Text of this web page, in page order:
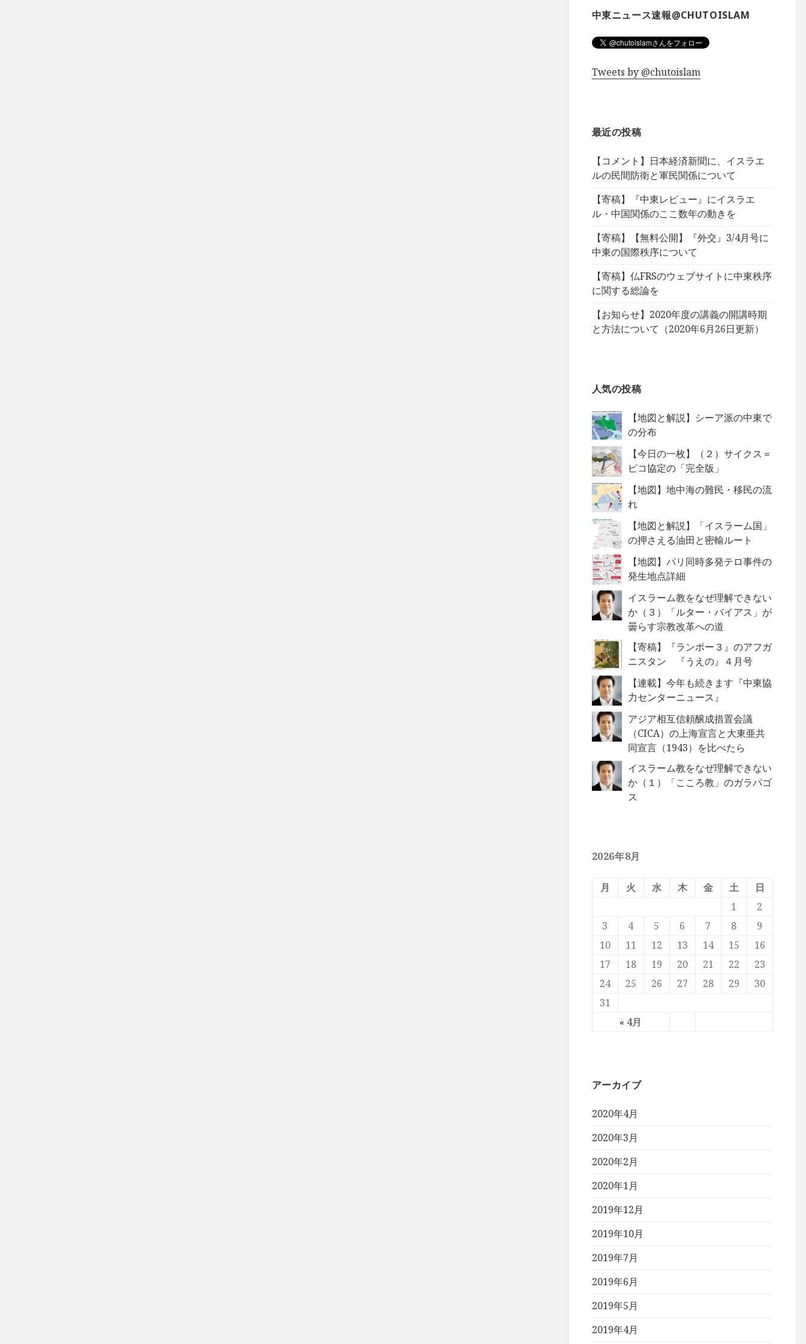
中東ニュース速報@CHUTOISLAM
Tweets by @chutoislam
最近の投稿
【コメント】日本経済新聞に、イスラエ
ルの民間防衛と軍民関係について
【寄稿】『中東レビュー』にイスラエ
ル・中国関係のここ数年の動きを
【寄稿】【無料公開】『外交』3/4月号に
中東の国際秩序について
【寄稿】仏FRSのウェブサイトに中東秩序
に関する総論を
【お知らせ】2020年度の講義の開講時期
と方法について（2020年6月26日更新）
人気の投稿
【地図と解説】シーア派の中東で
の分布
【今日の一枚】（２）サイクス＝
ピコ協定の「完全版」
【地図】地中海の難民・移民の流
れ
【地図と解説】「イスラーム国」
の押さえる油田と密輸ルート
【地図】パリ同時多発テロ事件の
発生地点詳細
イスラーム教をなぜ理解できない
か（３）「ルター・バイアス」が
曇らす宗教改革への道
【寄稿】『ランボー３』のアフガ
ニスタン 『うえの』４月号
【連載】今年も続きます『中東協
力センターニュース』
アジア相互信頼醸成措置会議
（CICA）の上海宣言と大東亜共
同宣言（1943）を比べたら
イスラーム教をなぜ理解できない
か（１）「こころ教」のガラパゴ
ス
2026年8月
月 火 水 木 金 土 日
« 4月
1
2
3
4 5 6 7 8
9
10
11 12 13 14 15
16
17
18 19 20 21 22
23
24
25 26 27 28 29
30
31
アーカイブ
2020年4月
2020年3月
2020年2月
2020年1月
2019年12月
2019年10月
2019年7月
2019年6月
2019年5月
2019年4月